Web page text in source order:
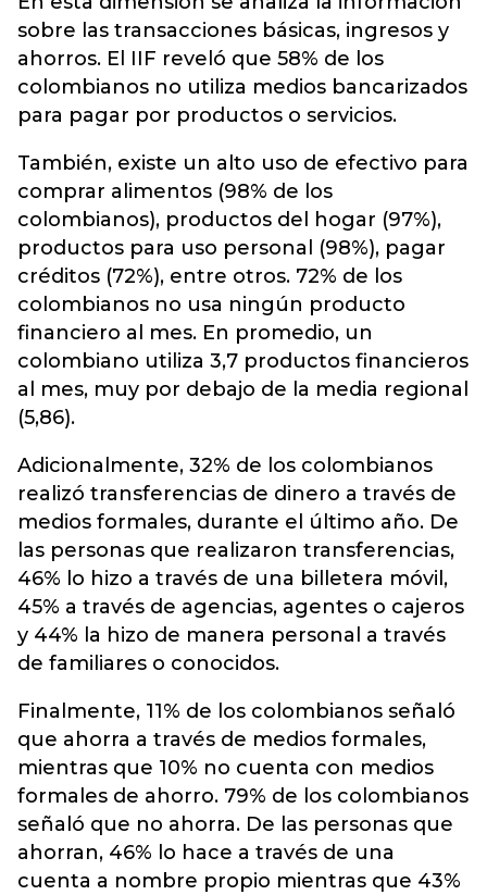
sobre las transacciones básicas, ingresos y
ahorros. El IIF reveló que 58% de los
colombianos no utiliza medios bancarizados
para pagar por productos o servicios.
También, existe un alto uso de efectivo para
comprar alimentos (98% de los
colombianos), productos del hogar (97%),
productos para uso personal (98%), pagar
créditos (72%), entre otros. 72% de los
colombianos no usa ningún producto
financiero al mes. En promedio, un
colombiano utiliza 3,7 productos financieros
al mes, muy por debajo de la media regional
(5,86).
Adicionalmente, 32% de los colombianos
realizó transferencias de dinero a través de
medios formales, durante el último año. De
las personas que realizaron transferencias,
46% lo hizo a través de una billetera móvil,
45% a través de agencias, agentes o cajeros
y 44% la hizo de manera personal a través
de familiares o conocidos.
Finalmente, 11% de los colombianos señaló
que ahorra a través de medios formales,
mientras que 10% no cuenta con medios
formales de ahorro. 79% de los colombianos
señaló que no ahorra. De las personas que
ahorran, 46% lo hace a través de una
cuenta a nombre propio mientras que 43%